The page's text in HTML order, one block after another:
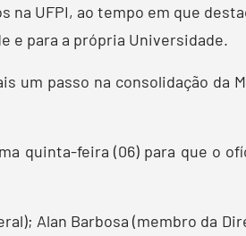
UFPI, ao tempo em que
e para a própria Universidade.
um passo na consolidação da
quinta-feira (06) para que o
Alan Barbosa (membro da